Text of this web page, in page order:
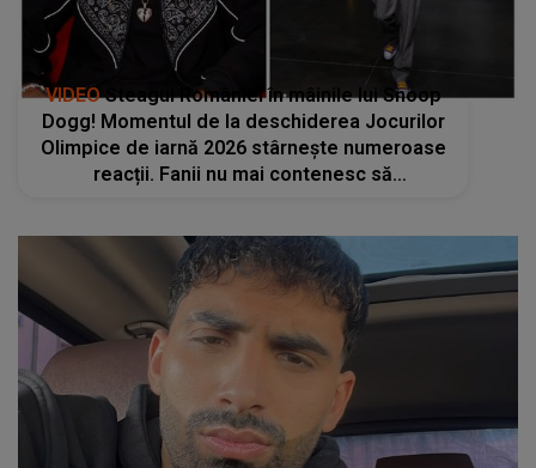
VIDEOSteagul României în mâinile lui Snoop
Dogg! Momentul de la deschiderea Jocurilor
Olimpice de iarnă 2026 stârnește numeroase
reacții. Fanii nu mai contenesc să